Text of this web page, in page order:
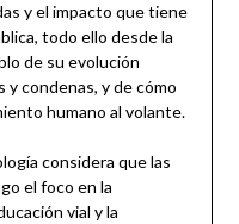
y el impacto que tiene
todo ello desde la
de su evolución
y condenas, y de cómo
humano al volante.
considera que las
el foco en la
vial y la